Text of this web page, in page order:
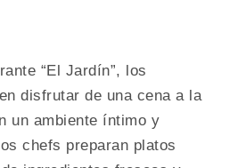
“El Jardín”, los
disfrutar de una cena a la
un ambiente íntimo y
chefs preparan platos